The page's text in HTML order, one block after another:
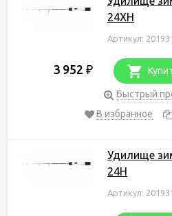
24XH
Артикул:
3 952 ₽
Быстрый
В избранное
Удилище
24H
Артикул: